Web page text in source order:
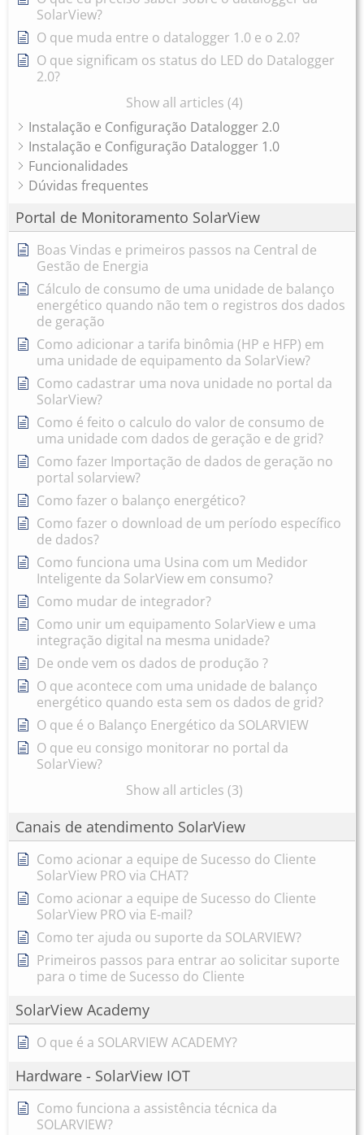
SolarView?
O que muda entre o datalogger 1.0 e o 2.0?
O que significam os status do LED do Datalogger
2.0?
Show all articles (4)
Instalação e Configuração Datalogger 2.0
Instalação e Configuração Datalogger 1.0
Funcionalidades
Dúvidas frequentes
Portal de Monitoramento SolarView
Boas Vindas e primeiros passos na Central de
Gestão de Energia
Cálculo de consumo de uma unidade de balanço
energético quando não tem o registros dos dados
de geração
Como adicionar a tarifa binômia (HP e HFP) em
uma unidade de equipamento da SolarView?
Como cadastrar uma nova unidade no portal da
SolarView?
Como é feito o calculo do valor de consumo de
uma unidade com dados de geração e de grid?
Como fazer Importação de dados de geração no
portal solarview?
Como fazer o balanço energético?
Como fazer o download de um período específico
de dados?
Como funciona uma Usina com um Medidor
Inteligente da SolarView em consumo?
Como mudar de integrador?
Como unir um equipamento SolarView e uma
integração digital na mesma unidade?
De onde vem os dados de produção ?
O que acontece com uma unidade de balanço
energético quando esta sem os dados de grid?
O que é o Balanço Energético da SOLARVIEW
O que eu consigo monitorar no portal da
SolarView?
Show all articles (3)
Canais de atendimento SolarView
Como acionar a equipe de Sucesso do Cliente
SolarView PRO via CHAT?
Como acionar a equipe de Sucesso do Cliente
SolarView PRO via E-mail?
Como ter ajuda ou suporte da SOLARVIEW?
Primeiros passos para entrar ao solicitar suporte
para o time de Sucesso do Cliente
SolarView Academy
O que é a SOLARVIEW ACADEMY?
Hardware - SolarView IOT
Como funciona a assistência técnica da
SOLARVIEW?